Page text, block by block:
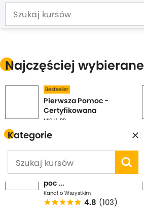
Kategorie
Najczęściej wybierane
Bestseller
Pierwsza Pomoc -
Certyfikowana
MISJA PP
50,00 zł
Kurs C# - Szybki Start
[Programowanie dla
poc ...
Kanał o Wszystkim
4.8 (103)